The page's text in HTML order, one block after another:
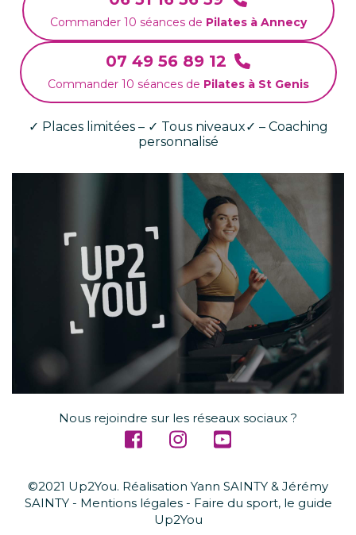
Commander 10 séances de Pilates à Annecy
07 49 56 89 12
Commander 10 séances de Pilates à St Genis
✓ Places limitées – ✓ Tous niveaux✓ – Coaching
personnalisé
Nous rejoindre sur les réseaux sociaux ?
©2021 Up2You. Réalisation Yann SAINTY & Jérémy
SAINTY- Mentions légales- Faire du sport, le guide
Up2You